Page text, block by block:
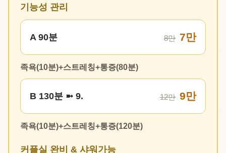
기능성 관리
A 90분 8만 7만
족욕(10분)+스트레칭+통증(80분)
B 130분 ➼ 9. 12만 9만
족욕(10분)+스트레칭+통증(120분)
커플실 완비 & 샤워가능